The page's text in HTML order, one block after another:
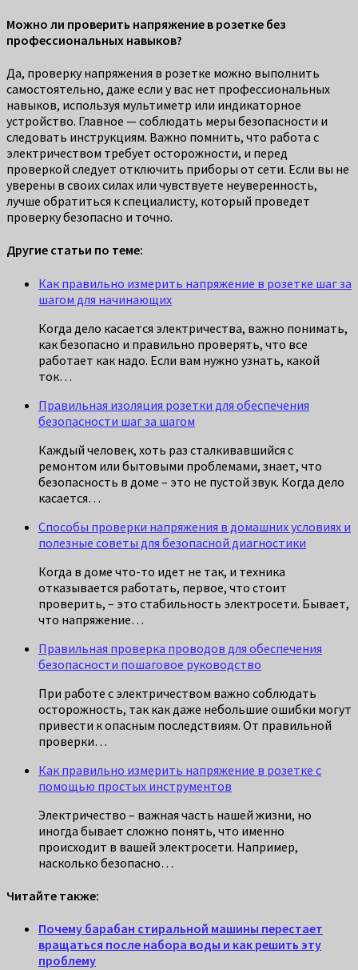
Можно ли проверить напряжение в розетке без
профессиональных навыков?
Да, проверку напряжения в розетке можно выполнить
самостоятельно, даже если у вас нет профессиональных
навыков, используя мультиметр или индикаторное
устройство. Главное — соблюдать меры безопасности и
следовать инструкциям. Важно помнить, что работа с
электричеством требует осторожности, и перед
проверкой следует отключить приборы от сети. Если вы не
уверены в своих силах или чувствуете неуверенность,
лучше обратиться к специалисту, который проведет
проверку безопасно и точно.
Другие статьи по теме:
Как правильно измерить напряжение в розетке шаг за
шагом для начинающих
Когда дело касается электричества, важно понимать,
как безопасно и правильно проверять, что все
работает как надо. Если вам нужно узнать, какой
ток…
Правильная изоляция розетки для обеспечения
безопасности шаг за шагом
Каждый человек, хоть раз сталкивавшийся с
ремонтом или бытовыми проблемами, знает, что
безопасность в доме – это не пустой звук. Когда дело
касается…
Способы проверки напряжения в домашних условиях и
полезные советы для безопасной диагностики
Когда в доме что-то идет не так, и техника
отказывается работать, первое, что стоит
проверить, – это стабильность электросети. Бывает,
что напряжение…
Правильная проверка проводов для обеспечения
безопасности пошаговое руководство
При работе с электричеством важно соблюдать
осторожность, так как даже небольшие ошибки могут
привести к опасным последствиям. От правильной
проверки…
Как правильно измерить напряжение в розетке с
помощью простых инструментов
Электричество – важная часть нашей жизни, но
иногда бывает сложно понять, что именно
происходит в вашей электросети. Например,
насколько безопасно…
Читайте также:
Почему барабан стиральной машины перестает
вращаться после набора воды и как решить эту
проблему